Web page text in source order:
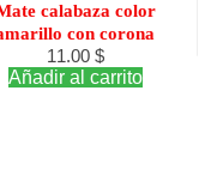
calabaza color
con corona
11.00 $
Añadir al carrito